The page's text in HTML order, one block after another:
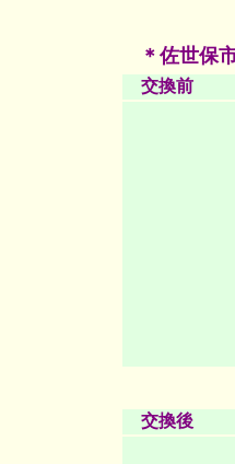
＊佐世保
交換前
交換後